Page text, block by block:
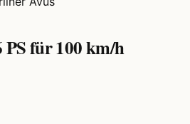
für 100 km/h